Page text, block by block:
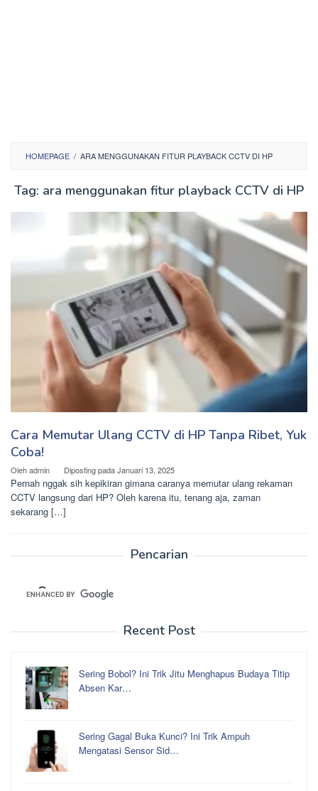
HOMEPAGE / ARA MENGGUNAKAN FITUR PLAYBACK CCTV DI HP
Tag: ara menggunakan fitur playback CCTV di HP
Cara Memutar Ulang CCTV di HP Tanpa Ribet, Yuk
Coba!
Olehadmin Diposting padaJanuari 13, 2025
Pernah nggak sih kepikiran gimana caranya memutar ulang rekaman
CCTV langsung dari HP? Oleh karena itu, tenang aja, zaman
sekarang […]
Pencarian
Recent Post
Sering Bobol? Ini Trik Jitu Menghapus Budaya Titip
Absen Kar…
Sering Gagal Buka Kunci? Ini Trik Ampuh
Mengatasi Sensor Sid…